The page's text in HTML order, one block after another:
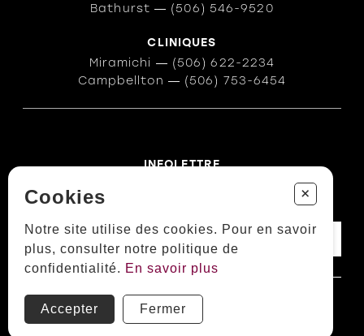
Bathurst ― (506) 546-9520
CLINIQUES
Miramichi ― (506) 622-2234
Campbellton ― (506) 753-6454
INFOLETTRE
Politiques et conditions d'achats
TOUS DROITS RÉSERVÉS © COPYRIGHT 2026
Cookies +
Notre site utilise des cookies. Pour en savoir
plus, consulter notre politique de
confidentialité. En savoir plus
Accepter Fermer